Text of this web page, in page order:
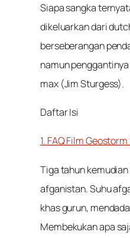
Siapa sangka
dikeluarkan dari
berseberangan
namun
max (Jim Sturgess).
Daftar Isi
1. FAQ Film Geostorm
Tiga tahun
afganistan. Suhu
khas gurun,
Membekukan apa